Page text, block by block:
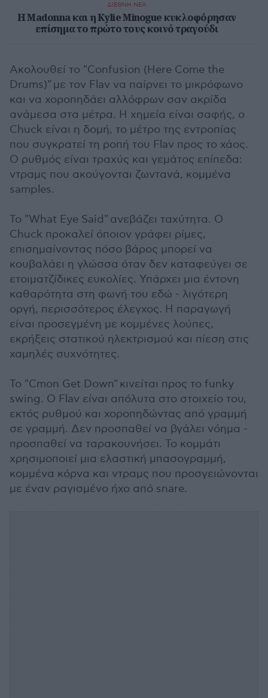
ΔΙΕΘΝΗ ΝΕΑ
Η Madonna και η Kylie Minogue κυκλοφόρησαν
επίσημα το πρώτο τους κοινό τραγούδι
Ακολουθεί το "Confusion (Here Come the
Drums)" με τον Flav να παίρνει το μικρόφωνο
και να χοροπηδάει αλλόφρων σαν ακρίδα
ανάμεσα στα μέτρα. Η χημεία είναι σαφής, ο
Chuck είναι η δομή, το μέτρο της εντροπίας
που συγκρατεί τη ροπή του Flav προς το χάος.
Ο ρυθμός είναι τραχύς και γεμάτος επίπεδα:
ντραμς που ακούγονται ζωντανά, κομμένα
samples.
Το "What Eye Said" ανεβάζει ταχύτητα. Ο
Chuck προκαλεί όποιον γράφει ρίμες,
επισημαίνοντας πόσο βάρος μπορεί να
κουβαλάει η γλώσσα όταν δεν καταφεύγει σε
ετοιματζίδικες ευκολίες. Υπάρχει μια έντονη
καθαρότητα στη φωνή του εδώ - λιγότερη
οργή, περισσότερος έλεγχος. Η παραγωγή
είναι προσεγμένη με κομμένες λούπες,
εκρήξεις στατικού ηλεκτρισμού και πίεση στις
χαμηλές συχνότητες.
Το "Cmon Get Down" κινείται προς το funky
swing. Ο Flav είναι απόλυτα στο στοιχείο του,
εκτός ρυθμού και χοροπηδώντας από γραμμή
σε γραμμή. Δεν προσπαθεί να βγάλει νόημα -
προσπαθεί να ταρακουνήσει. Το κομμάτι
χρησιμοποιεί μια ελαστική μπασογραμμή,
κομμένα κόρνα και ντραμς που προσγειώνονται
με έναν ραγισμένο ήχο από snare.